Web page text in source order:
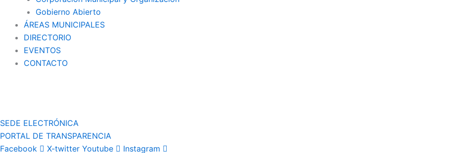
Gobierno Abierto
ÁREAS MUNICIPALES
DIRECTORIO
EVENTOS
CONTACTO
SEDE ELECTRÓNICA
PORTAL DE TRANSPARENCIA
Facebook
X-twitter Youtube Instagram